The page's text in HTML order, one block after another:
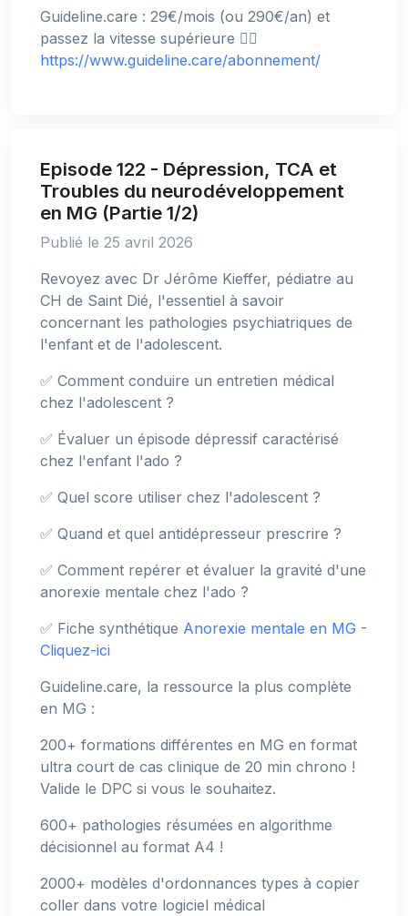
Guideline.care : 29€/mois (ou 290€/an) et
passez la vitesse supérieure 👉🏻
https://www.guideline.care/abonnement/
Episode 122 - Dépression, TCA et
Troubles du neurodéveloppement
en MG (Partie 1/2)
Publié le 25 avril 2026
Revoyez avec Dr Jérôme Kieffer, pédiatre au
CH de Saint Dié, l'essentiel à savoir
concernant les pathologies psychiatriques de
l'enfant et de l'adolescent.
✅ Comment conduire un entretien médical
chez l'adolescent ?
✅ Évaluer un épisode dépressif caractérisé
chez l'enfant l'ado ?
✅ Quel score utiliser chez l'adolescent ?
✅ Quand et quel antidépresseur prescrire ?
✅ Comment repérer et évaluer la gravité d'une
anorexie mentale chez l'ado ?
✅ Fiche synthétique Anorexie mentale en MG -
Cliquez-ici
Guideline.care, la ressource la plus complète
en MG :
200+ formations différentes en MG en format
ultra court de cas clinique de 20 min chrono !
Valide le DPC si vous le souhaitez.
600+ pathologies résumées en algorithme
décisionnel au format A4 !
2000+ modèles d'ordonnances types à copier
coller dans votre logiciel médical